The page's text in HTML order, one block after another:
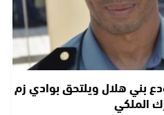
بني هلال ويلتحق بوادي زم
الملكي